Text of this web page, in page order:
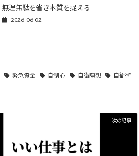
無理無駄を省き本質を捉える
2026-06-02
緊急資金 自制心 自衛瞑想
自衛術
次の記事